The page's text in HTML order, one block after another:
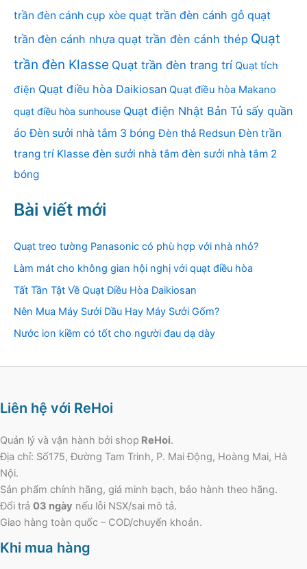
trần đèn cánh cụp xòe quạt trần đèn cánh gỗ quạt
trần đèn cánh nhựa quạt trần đèn cánh thép Quạt
trần đèn Klasse Quạt trần đèn trang trí Quạt tích
điện Quạt điều hòa Daikiosan Quạt điều hòa Makano
quạt điều hòa sunhouse Quạt điện Nhật Bản Tủ sấy quần
áo Đèn sưởi nhà tắm 3 bóng Đèn thả Redsun Đèn trần
trang trí Klasse đèn sưởi nhà tắm đèn sưởi nhà tắm 2
bóng
Bài viết mới
Quạt treo tường Panasonic có phù hợp với nhà nhỏ?
Làm mát cho không gian hội nghị với quạt điều hòa
Tất Tần Tật Về Quạt Điều Hòa Daikiosan
Nên Mua Máy Sưởi Dầu Hay Máy Sưởi Gốm?
Nước ion kiềm có tốt cho người đau dạ dày
Liên hệ với ReHoi
Quản lý và vận hành bởi shop ReHoi.
Địa chỉ: Số175, Đường Tam Trinh, P. Mai Động, Hoàng Mai, Hà
Nội.
Sản phẩm chính hãng, giá minh bạch, bảo hành theo hãng.
Đổi trả 03 ngày nếu lỗi NSX/sai mô tả.
Giao hàng toàn quốc – COD/chuyển khoản.
Khi mua hàng